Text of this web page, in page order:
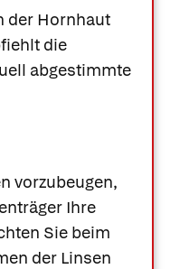
der Hornhaut
die
abgestimmte
vorzubeugen,
Ihre
Sie beim
der Linsen